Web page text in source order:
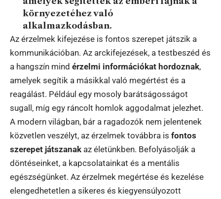
környezetéhez való
alkalmazkodásban.
Az érzelmek kifejezése is fontos szerepet játszik a
kommunikációban. Az arckifejezések, a testbeszéd és
a hangszín mind érzelmi információkat hordoznak,
amelyek segítik a másikkal való megértést és a
reagálást. Például egy mosoly barátságosságot
sugall, míg egy ráncolt homlok aggodalmat jelezhet.
A modern világban, bár a ragadozók nem jelentenek
közvetlen veszélyt, az érzelmek továbbra is fontos
szerepet játszanak az életünkben. Befolyásolják a
döntéseinket, a kapcsolatainkat és a mentális
egészségünket. Az érzelmek megértése és kezelése
elengedhetetlen a sikeres és kiegyensúlyozott